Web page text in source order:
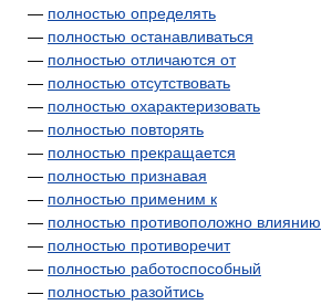
— полностью определять
— полностью останавливаться
— полностью отличаются от
— полностью отсутствовать
— полностью охарактеризовать
— полностью повторять
— полностью прекращается
— полностью признавая
— полностью применим к
— полностью противоположно влиянию
— полностью противоречит
— полностью работоспособный
— полностью разойтись